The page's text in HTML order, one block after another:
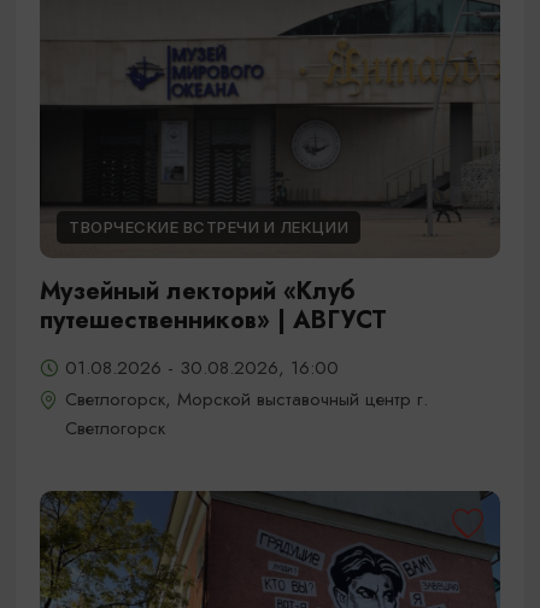
ТВОРЧЕСКИЕ ВСТРЕЧИ И ЛЕКЦИИ
Музейный лекторий «Клуб
путешественников» | АВГУСТ
01.08.2026 - 30.08.2026, 16:00
Светлогорск, Морской выставочный центр г.
Светлогорск